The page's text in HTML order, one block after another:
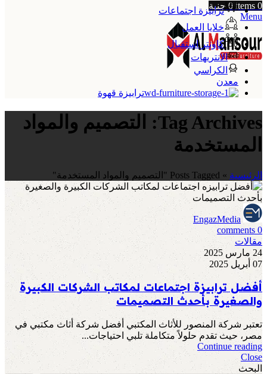
0
items
0 جنية
Menu
ترابيزة اجتماعات
خلايا العمل
كاونتر استقبال
الانتريهات
الكراسي
معدن
ترابيزة قهوة
Tag Archives: التصميم والمواد
المستخدمة
الرئيسية » Posts Tagged "التصميم والمواد المستخدمة"
EngazMedia
0
comments
مقالات
24 مارس 2025
07 أبريل 2025
أفضل ترابيزة اجتماعات لمكاتب الشركات الكبيرة
والصغيرة بأحدث التصميمات
تعتبر شركة المنصور للأثاث المكتبي أفضل شركة أثاث مكتبي في
مصر، حيث تقدم حلولاً متكاملة تلبي احتياجات...
Continue reading
Close
البحث